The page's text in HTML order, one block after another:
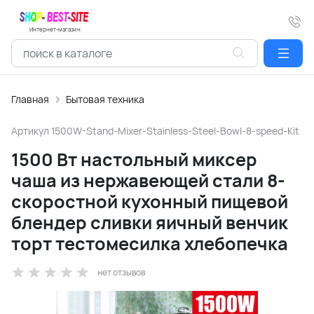
Интернет-магазин
Главная Бытовая техника
Артикул 1500W-Stand-Mixer-Stainless-Steel-Bowl-8-speed-Kit
1500 Вт настольный миксер
чаша из нержавеющей стали 8-
скоростной кухонный пищевой
блендер сливки яичный венчик
торт тестомесилка хлебопечка
нет отзывов